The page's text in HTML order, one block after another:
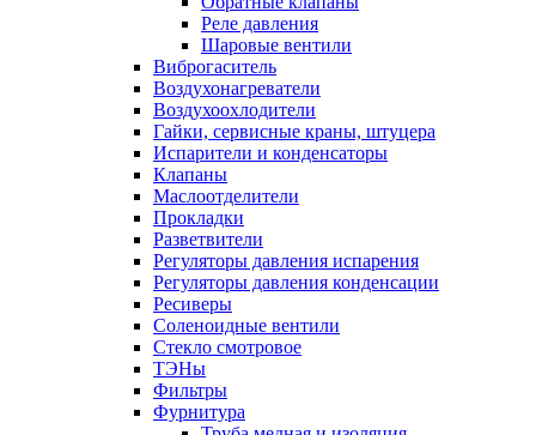
Реле давления
Шаровые вентили
Виброгаситель
Воздухонагреватели
Воздухоохлодители
Гайки, сервисные краны, штуцера
Испарители и конденсаторы
Клапаны
Маслоотделители
Прокладки
Разветвители
Регуляторы давления испарения
Регуляторы давления конденсации
Ресиверы
Соленоидные вентили
Стекло смотровое
ТЭНы
Фильтры
Фурнитура